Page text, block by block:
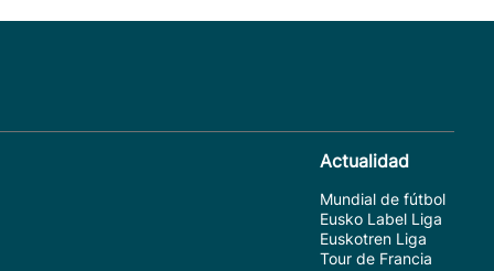
Actualidad
Mundial de fútbol
Eusko Label Liga
Euskotren Liga
Tour de Francia